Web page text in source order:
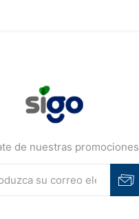
de nuestras promociones